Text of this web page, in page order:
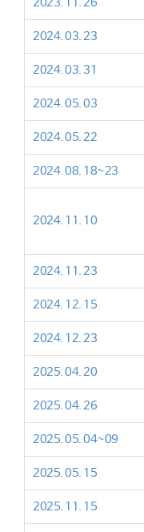
2023. 11. 26
2024. 03. 23
2024. 03. 31
2024. 05. 03
2024. 05. 22
2024. 08. 18~23
2024. 11. 10
2024. 11. 23
2024. 12. 15
2024. 12. 23
2025. 04. 20
2025. 04. 26
2025. 05. 04~09
2025. 05. 15
2025. 11. 15